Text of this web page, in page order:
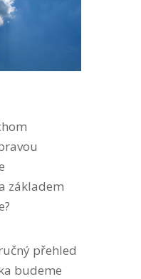
základem
přehled
budeme